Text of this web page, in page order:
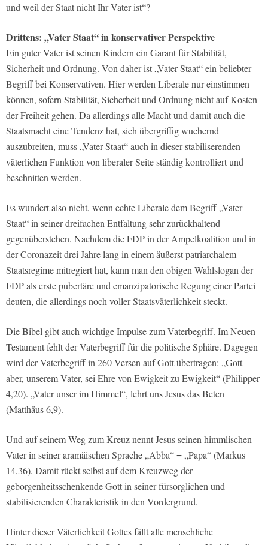
und weil der Staat nicht Ihr Vater ist“?
Drittens: „Vater Staat“ in konservativer Perspektive
Ein guter Vater ist seinen Kindern ein Garant für Stabilität,
Sicherheit und Ordnung. Von daher ist „Vater Staat“ ein beliebter
Begriff bei Konservativen. Hier werden Liberale nur einstimmen
können, sofern Stabilität, Sicherheit und Ordnung nicht auf Kosten
der Freiheit gehen. Da allerdings alle Macht und damit auch die
Staatsmacht eine Tendenz hat, sich übergriffig wuchernd
auszubreiten, muss „Vater Staat“ auch in dieser stabiliserenden
väterlichen Funktion von liberaler Seite ständig kontrolliert und
beschnitten werden.
Es wundert also nicht, wenn echte Liberale dem Begriff „Vater
Staat“ in seiner dreifachen Entfaltung sehr zurückhaltend
gegenüberstehen. Nachdem die FDP in der Ampelkoalition und in
der Coronazeit drei Jahre lang in einem äußerst patriarchalem
Staatsregime mitregiert hat, kann man den obigen Wahlslogan der
FDP als erste pubertäre und emanzipatorische Regung einer Partei
deuten, die allerdings noch voller Staatsväterlichkeit steckt.
Die Bibel gibt auch wichtige Impulse zum Vaterbegriff. Im Neuen
Testament fehlt der Vaterbegriff für die politische Sphäre. Dagegen
wird der Vaterbegriff in 260 Versen auf Gott übertragen: „Gott
aber, unserem Vater, sei Ehre von Ewigkeit zu Ewigkeit“ (Philipper
4,20). „Vater unser im Himmel“, lehrt uns Jesus das Beten
(Matthäus 6,9).
Und auf seinem Weg zum Kreuz nennt Jesus seinen himmlischen
Vater in seiner aramäischen Sprache „Abba“ = „Papa“ (Markus
14,36). Damit rückt selbst auf dem Kreuzweg der
geborgenheitsschenkende Gott in seiner fürsorglichen und
stabilisierenden Charakteristik in den Vordergrund.
Hinter dieser Väterlichkeit Gottes fällt alle menschliche